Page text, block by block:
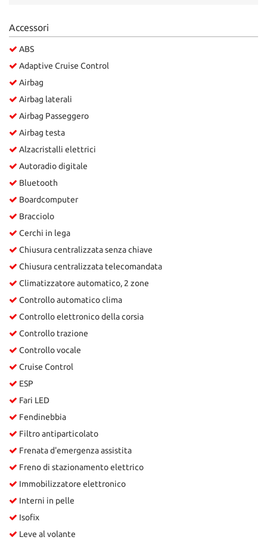
Accessori
ABS
Adaptive Cruise Control
Airbag
Airbag laterali
Airbag Passeggero
Airbag testa
Alzacristalli elettrici
Autoradio digitale
Bluetooth
Boardcomputer
Bracciolo
Cerchi in lega
Chiusura centralizzata senza chiave
Chiusura centralizzata telecomandata
Climatizzatore automatico, 2 zone
Controllo automatico clima
Controllo elettronico della corsia
Controllo trazione
Controllo vocale
Cruise Control
ESP
Fari LED
Fendinebbia
Filtro antiparticolato
Frenata d'emergenza assistita
Freno di stazionamento elettrico
Immobilizzatore elettronico
Interni in pelle
Isofix
Leve al volante